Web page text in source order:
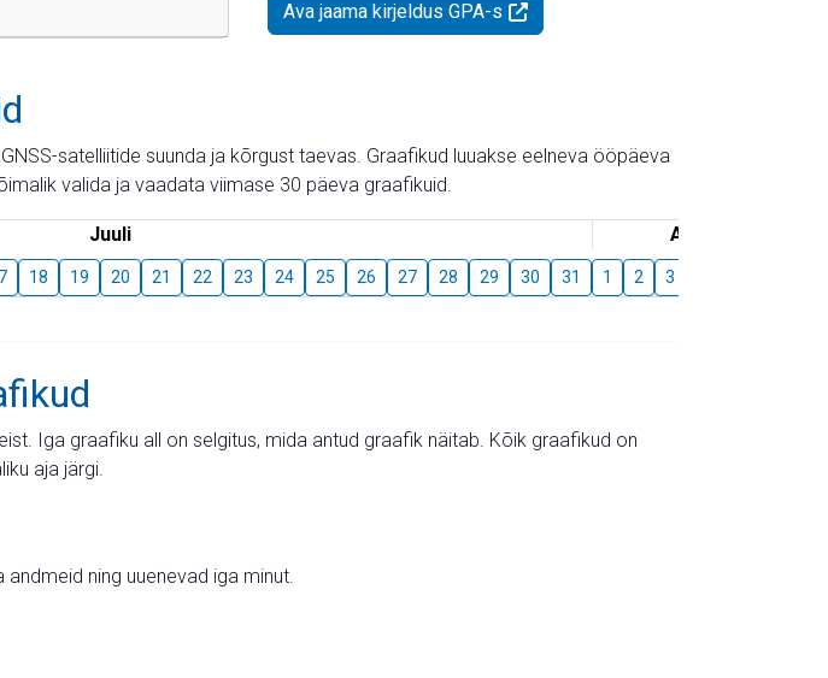
Ava jaama kirjeldus GPA-s
satelliitide suunda ja kõrgust taevas. Graafikud luuakse eelneva ööpäeva
valida ja vaadata viimase 30 päeva graafikuid.
Juuli August
18 19 20 21 22 23 24 25 26 27 28 29 30 31 1 2 3
Iga graafiku all on selgitus, mida antud graafik näitab. Kõik graafikud on
aja järgi.
ning uuenevad iga minut.